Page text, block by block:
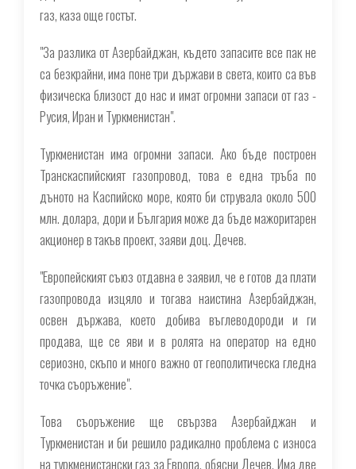
газ, каза още гостът.
"За разлика от Азербайджан, където запасите все пак не
са безкрайни, има поне три държави в света, които са във
физическа близост до нас и имат огромни запаси от газ -
Русия, Иран и Туркменистан".
Туркменистан има огромни запаси. Ако бъде построен
Транскаспийският газопровод, това е една тръба по
дъното на Каспийско море, която би струвала около 500
млн. долара, дори и България може да бъде мажоритарен
акционер в такъв проект, заяви доц. Дечев.
"Европейският съюз отдавна е заявил, че е готов да плати
газопровода изцяло и тогава наистина Азербайджан,
освен държава, което добива въглеводороди и ги
продава, ще се яви и в ролята на оператор на едно
сериозно, скъпо и много важно от геополитическа гледна
точка съоръжение".
Това съоръжение ще свързва Азербайджан и
Туркменистан и би решило радикално проблема с износа
на туркменистански газ за Европа, обясни Дечев. Има две